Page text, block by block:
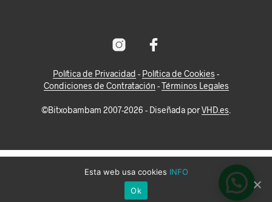
Política de Privacidad - Política de Cookies -
Condiciones de Contratación -Términos Legales
©Bitxobambam 2007-2026 - Diseñada porVHD.es
Esta web usa cookies INFO
Ok